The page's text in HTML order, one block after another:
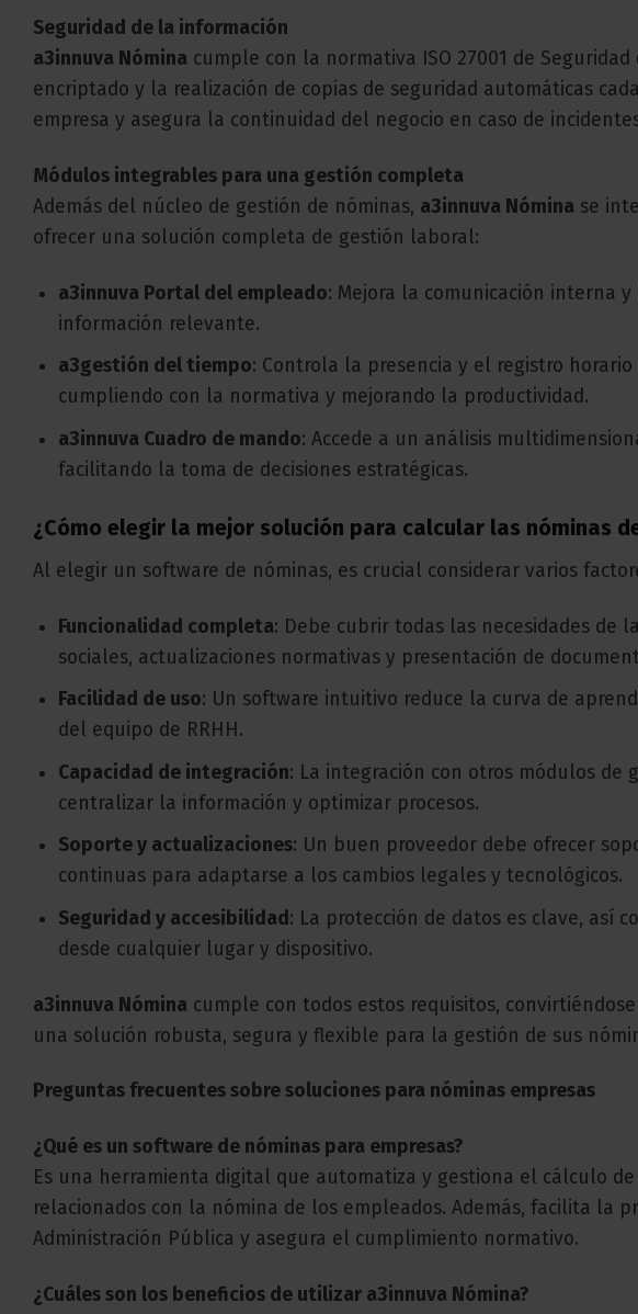
Seguridad de la información
a3innuva Nómina cumple con la normativa ISO 27001 de
encriptado y la realización de copias de seguridad automáticas
empresa y asegura la continuidad del negocio en caso de
Módulos integrables para una gestión completa
Además del núcleo de gestión de nóminas, a3innuva Nómina se
ofrecer una solución completa de gestión laboral:
a3innuva Portal del empleado: Mejora la comunicación interna
información relevante.
a3gestión del tiempo: Controla la presencia y el registro
cumpliendo con la normativa y mejorando la productividad.
a3innuva Cuadro de mando: Accede a un análisis
facilitando la toma de decisiones estratégicas.
¿Cómo elegir la mejor solución para calcular las nóminas
Al elegir un software de nóminas, es crucial considerar varios
Funcionalidad completa: Debe cubrir todas las necesidades de
sociales, actualizaciones normativas y presentación de
Facilidad de uso: Un software intuitivo reduce la curva de
del equipo de RRHH.
Capacidad de integración: La integración con otros módulos
centralizar la información y optimizar procesos.
Soporte y actualizaciones: Un buen proveedor debe ofrecer
continuas para adaptarse a los cambios legales y tecnológicos.
Seguridad y accesibilidad : La protección de datos es clave, así
desde cualquier lugar y dispositivo.
a3innuva Nómina cumple con todos estos requisitos,
una solución robusta, segura y flexible para la gestión de sus
Preguntas frecuentes sobre soluciones para nóminas empresas
¿Qué es un software de nóminas para empresas?
Es una herramienta digital que automatiza y gestiona el cálculo de
relacionados con la nómina de los empleados. Además, facilita la
Administración Pública y asegura el cumplimiento normativo.
¿Cuáles son los beneficios de utilizar a3innuva Nómina?